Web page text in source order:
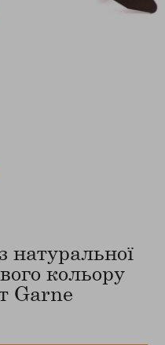
натуральної
кольору
Garne